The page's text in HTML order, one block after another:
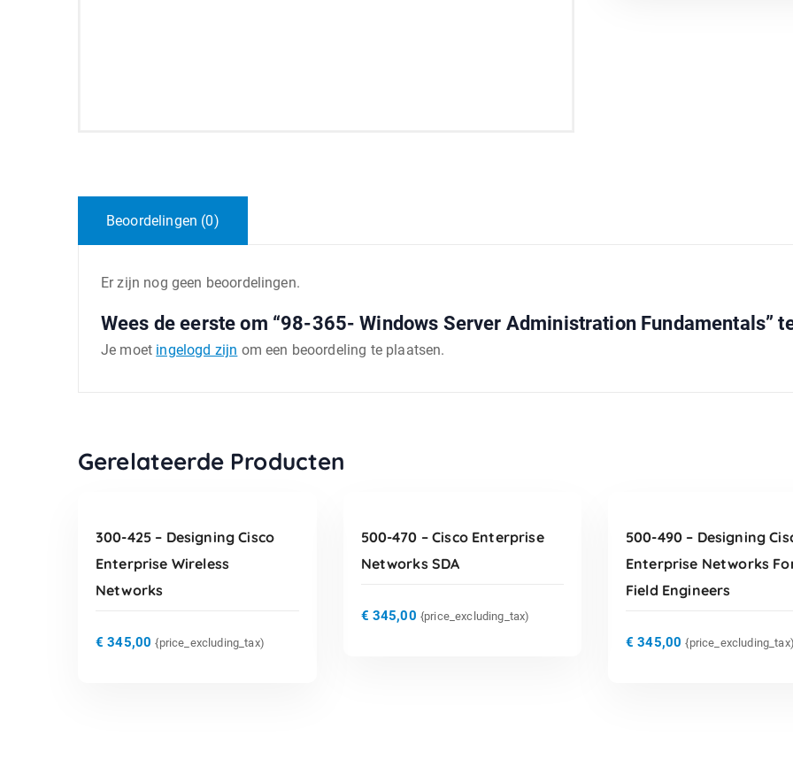
Beoordelingen (0)
Er zijn nog geen beoordelingen.
Wees de eerste om “98-365- Windows Server Administration Fundamentals”
Je moet ingelogd zijn om een beoordeling te plaatsen.
Gerelateerde Producten
TOEVOEGEN AAN
300-425 – Designing Cisco
Enterprise Wireless
Networks
€ 345,00 {price_excluding_tax)
500-470 – Cisco Enterprise
Networks SDA
€ 345,00 {price_excluding_tax)
500-490 – Designing
Enterprise Networks
Field Engineers
€ 345,00